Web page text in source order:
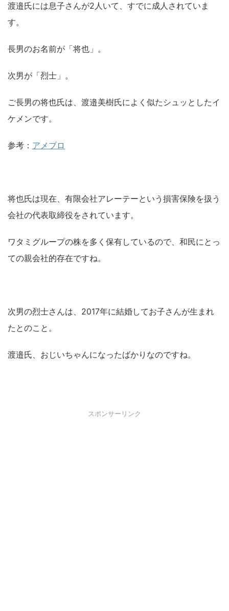
渡邉氏には息子さんが2人いて、すでに成人されていま
す。
長男のお名前が「将也」。
次男が「烈士」。
ご長男の将也氏は、渡邉美樹氏によく似たシュッとしたイ
ケメンです。
参考： アメブロ
将也氏は現在、有限会社アレーテーという損害保険を扱う
会社の代表取締役をされています。
ワタミグループの株を多く保有しているので、和民にとっ
ての親会社的存在ですね。
次男の烈士さんは、2017年に結婚してお子さんが生まれ
たとのこと。
渡邉氏、おじいちゃんになったばかりなのですね。
スポンサーリンク